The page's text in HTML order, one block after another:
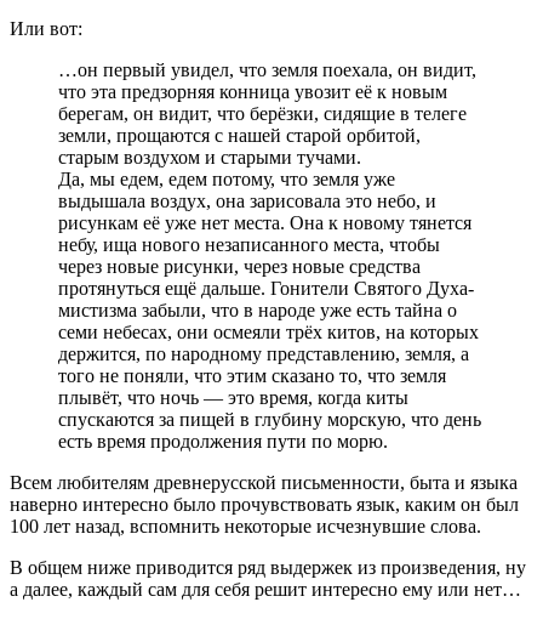
Или вот:
…он первый увидел, что земля поехала, он видит,
что эта предзорняя конница увозит её к новым
берегам, он видит, что берёзки, сидящие в телеге
земли, прощаются с нашей старой орбитой,
старым воздухом и старыми тучами.
Да, мы едем, едем потому, что земля уже
выдышала воздух, она зарисовала это небо, и
рисункам её уже нет места. Она к новому тянется
небу, ища нового незаписанного места, чтобы
через новые рисунки, через новые средства
протянуться ещё дальше. Гонители Святого Духа-
мистизма забыли, что в народе уже есть тайна о
семи небесах, они осмеяли трёх китов, на которых
держится, по народному представлению, земля, а
того не поняли, что этим сказано то, что земля
плывёт, что ночь — это время, когда киты
спускаются за пищей в глубину морскую, что день
есть время продолжения пути по морю.
Всем любителям древнерусской письменности, быта и языка
наверно интересно было прочувствовать язык, каким он был
100 лет назад, вспомнить некоторые исчезнувшие слова.
В общем ниже приводится ряд выдержек из произведения, ну
а далее, каждый сам для себя решит интересно ему или нет…